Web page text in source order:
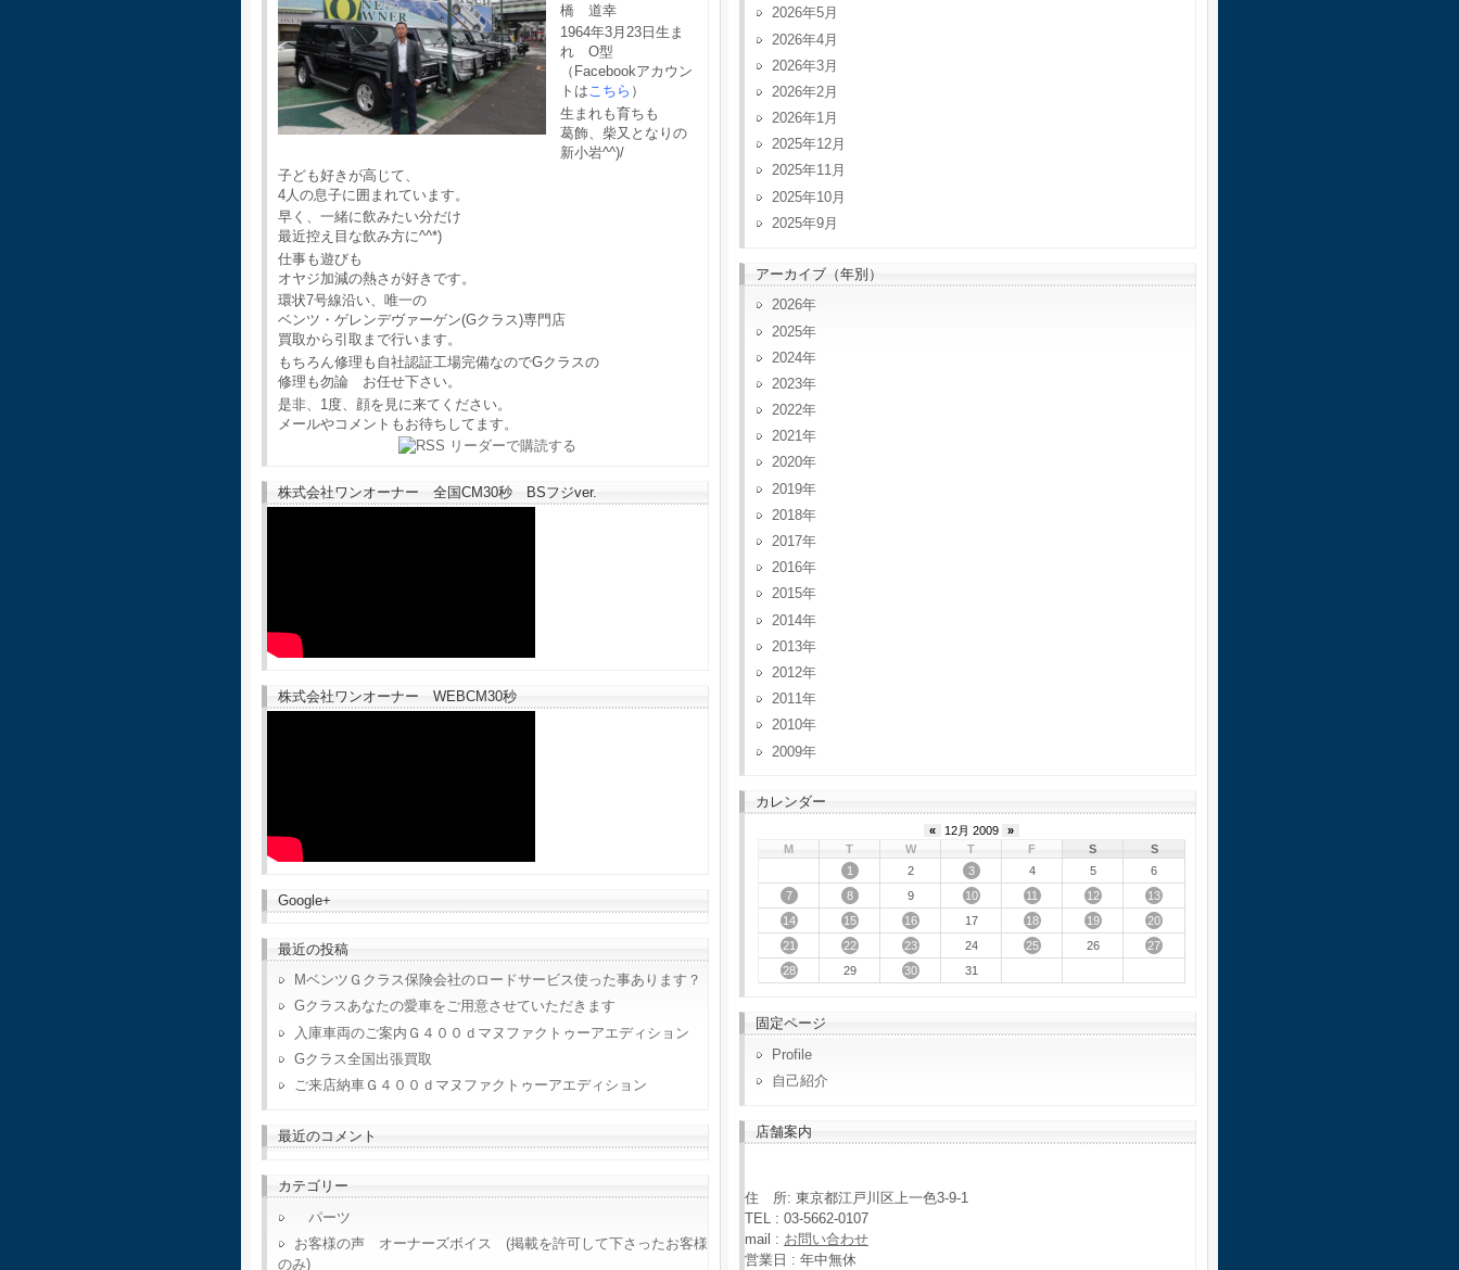
橋 道幸
1964年3月23日生ま
れ O型
（Facebookアカウン
トはこちら ）
生まれも育ちも
葛飾、柴又となりの
新小岩^^)/
子ども好きが高じて、
4人の息子に囲まれています。
早く、一緒に飲みたい分だけ
最近控え目な飲み方に^^*)
仕事も遊びも
オヤジ加減の熱さが好きです。
環状7号線沿い、唯一の
ベンツ・ゲレンデヴァーゲン(Gクラス)専門店
買取から引取まで行います。
もちろん修理も自社認証工場完備なのでGクラスの
修理も勿論 お任せ下さい。
是非、1度、顔を見に来てください。
メールやコメントもお待ちしてます。
株式会社ワンオーナー 全国CM30秒 BSフジver.
株式会社ワンオーナー WEBCM30秒
Google+
最近の投稿
MベンツＧクラス保険会社のロードサービス使った事あります？
Gクラスあなたの愛車をご用意させていただきます
入庫車両のご案内Ｇ４００ｄマヌファクトゥーアエディション
Gクラス全国出張買取
ご来店納車Ｇ４００ｄマヌファクトゥーアエディション
最近のコメント
カテゴリー
パーツ
お客様の声 オーナーズボイス (掲載を許可して下さったお客様
のみ)
2026年5月
2026年4月
2026年3月
2026年2月
2026年1月
2025年12月
2025年11月
2025年10月
2025年9月
アーカイブ（年別）
2026
2025
2024
2023
2022
2021
2020
2019
2018
2017
2016
2015
2014
2013
2012
2011
2010
2009
カレンダー
« 12月 2009
»
M
T W T F S
S
1
2 3 4 5
6
7
8 9 10 11 12
13
14
15 16 17 18 19
20
21
22 23 24 25 26
27
28
29 30 31
固定ページ
Profile
自己紹介
店舗案内
住 所: 東京都江戸川区上一色3-9-1
TEL : 03-5662-0107
mail : お問い合わせ
営業日 : 年中無休